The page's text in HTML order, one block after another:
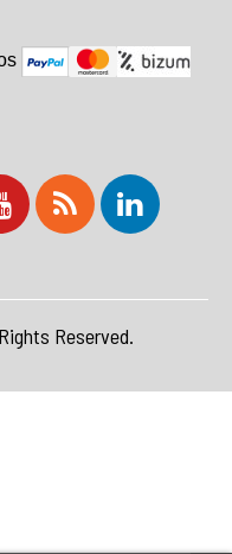
s
Reserved.